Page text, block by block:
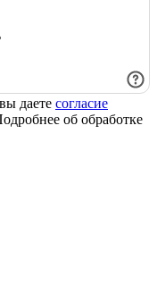
даете согласие
об обработке